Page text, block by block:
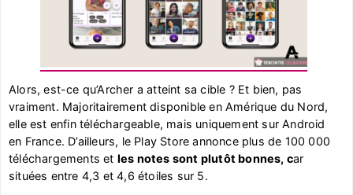
Alors, est-ce qu’Archer a atteint sa cible ? Et bien, pas
vraiment. Majoritairement disponible en Amérique du Nord,
elle est enfin téléchargeable, mais uniquement sur Android
en France. D’ailleurs, le Play Store annonce plus de 100 000
téléchargements et les notes sont plutôt bonnes, car
situées entre 4,3 et 4,6 étoiles sur 5.